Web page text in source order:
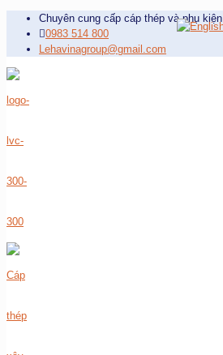
Chuyên cung cấp cáp thép và phụ kiện
0983 514 800
Lehavinagroup@gmail.com